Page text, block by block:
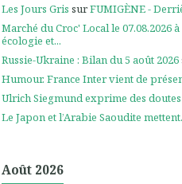
Les Jours Gris surFUMIGÈNE -
Marché du Croc' Local le 07.08.2026
écologie et...
Russie-Ukraine : Bilan du 5 août 2026
Humour. France Inter vient de
Ulrich Siegmund exprime des doutes
Le Japon et l’Arabie Saoudite
Août 2026